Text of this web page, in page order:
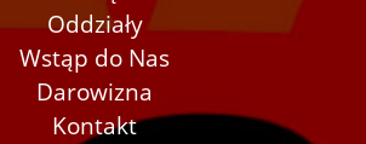
Oddziały
Wstąp do Nas
Darowizna
Kontakt